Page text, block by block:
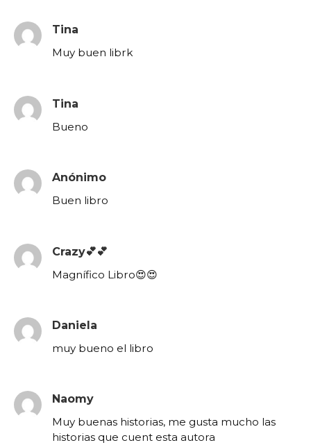
Tina
Muy buen librk
Tina
Bueno
Anónimo
Buen libro
Crazy💕💕
Magnífico Libro😍😍
Daniela
muy bueno el libro
Naomy
Muy buenas historias, me gusta mucho las
historias que cuent esta autora